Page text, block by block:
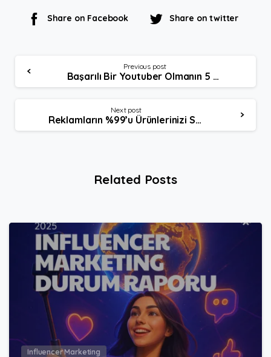
Share on Facebook Share on twitter
Reading
Previous post
Başarılı Bir Youtuber Olmanın 5 Püf Noktası
Next post
Reklamların %99’u Ürünlerinizi Satmıyor
Related Posts
Influencer Marketing